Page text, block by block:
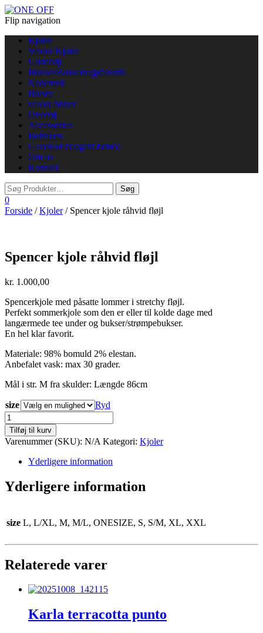
Flip navigation
Kjoler
Velour Kjoler
Undertøj
Bukser/Buksedragt/Shorts
Nederdele
Bluser
velour bluser
Overtøj
Accessories
Butikken
Gavekort (valgfrit beløb)
Om os
Kontakt
0
Forside /Kjoler/ Spencer kjole råhvid fløjl
Spencer kjole råhvid fløjl
kr. 1.000,00
Spencerkjole med påsatte lommer i stretchy fløjl.
Perfekt sommerkjole som den er eller til kolde dage med
langærmede tee under og bukser/strømpebukser.
En hel klar favorit.
Materiale: 98% bomuld 2% elestan.
Anbefalet vask: max 30 grader.
Mål i str. M fra skulder: Længde 86cm
size
Ryd
Spencer
kjole
råhvid
fløjl
antal
Tilføj til kurv
Varenummer (SKU): N/A Kategori: Kjoler
Yderligere information
Yderligere information
size L, L/XL, M, M/L, ONESIZE, S, S/M, XL, XXL
Relaterede varer
Karla terracotta punto